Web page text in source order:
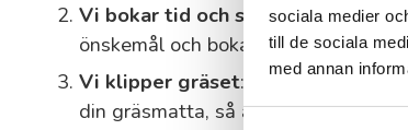
sociala medier
till de sociala
med annan
Samtyckesval
Vi bokar tid och skickar en offert:
önskemål och bokar in en tid som
Vi klipper gräset: En av våra
din gräsmatta, så att du slipper att